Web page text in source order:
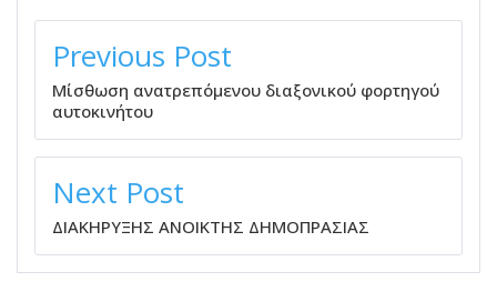
ΠΛΟΉΓΗΣΗ
ΆΡΘΡΩΝ
Previous Post
Μίσθωση ανατρεπόμενου διαξονικού φορτηγού
αυτοκινήτου
Next Post
ΔΙΑΚΗΡΥΞΗΣ ΑΝΟΙΚΤΗΣ ΔΗΜΟΠΡΑΣΙΑΣ